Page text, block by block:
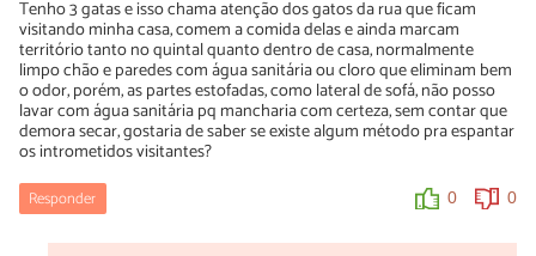
Tenho 3 gatas e isso chama atenção dos gatos da rua que ficam
visitando minha casa, comem a comida delas e ainda marcam
território tanto no quintal quanto dentro de casa, normalmente
limpo chão e paredes com água sanitária ou cloro que eliminam bem
o odor, porém, as partes estofadas, como lateral de sofá, não posso
lavar com água sanitária pq mancharia com certeza, sem contar que
demora secar, gostaria de saber se existe algum método pra espantar
os intrometidos visitantes?
Responder 0 0